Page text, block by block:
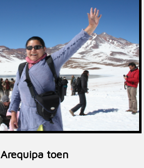
Arequipa toen